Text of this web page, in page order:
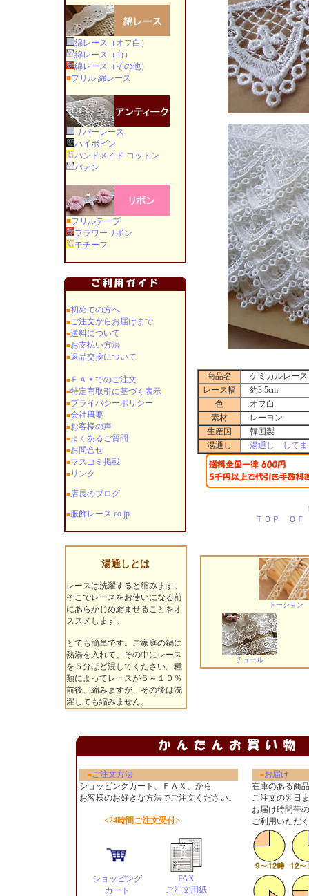
綿レース（オフ白）
綿レース（白）
綿レース（その他）
■フリル 綿レース
リバーレース
ハイボビン
ハンドメイド コットン
バテン
■フリルテープ
フラワーリボン
モチーフ
■初めての方へ
■ご注文からお届けまで
■送料について
■お支払い方法
■返品交換について
■ＦＡＸでのご注文
■特定商取引に基づく表示
■プライバシーポリシー
■会社概要
■お客様の声
■よくあるご質問
■お問合せ
■マスコミ掲載
■リンク
■店長のブログ
■服飾レース.co.jp
湯通しとは
レースは洗濯すると縮みます。
そこでレースをお使いになる前
にあらかじめ縮ませることをオ
ススメします。
とても簡単です。ご家庭の鍋に
熱湯を入れて、その中にレース
を５分ほど浸してください。種
類によってレースが５～１０％
前後、縮みますが、その後は洗
濯しても縮みません。
商品名
ケミカルレー
レース幅
約3.5cm
色
オフ白
素材
レーヨン
生産国
韓国製
湯通し
湯通し してま
ＴＯＰ Ｏ
トーション
チュール
■ご注文方法 ■お届け
ショッピングカート、ＦＡＸ、から
お客様のお好きな方法でご注文ください。
<24時間ご注文受付>
ショッピング
カート
FAX
ご注文用紙
在庫のある商
ご注文の翌日
お届け時間帯
ご利用いただ